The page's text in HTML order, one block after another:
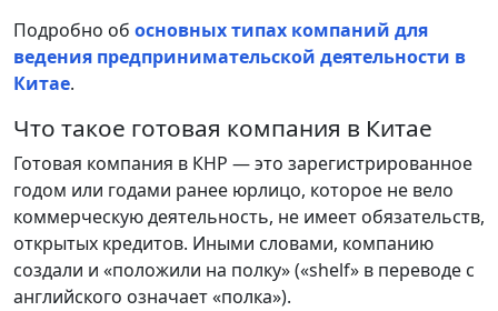
Подробно об основных типах компаний для
ведения предпринимательской деятельности в
Китае.
Что такое готовая компания в Китае
Готовая компания в КНР — это зарегистрированное
годом или годами ранее юрлицо, которое не вело
коммерческую деятельность, не имеет обязательств,
открытых кредитов. Иными словами, компанию
создали и «положили на полку» («shelf» в переводе с
английского означает «полка»).